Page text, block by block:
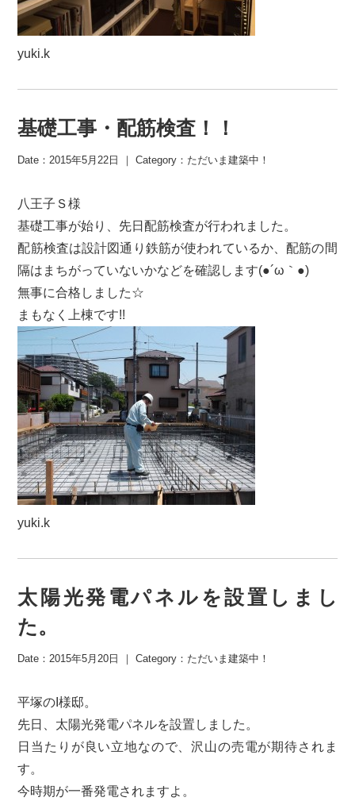
yuki.k
基礎工事・配筋検査！！
Date：2015年5月22日 ｜ Category： ただいま建築中！
八王子Ｓ様
基礎工事が始り、先日配筋検査が行われました。
配筋検査は設計図通り鉄筋が使われているか、配筋の間
隔はまちがっていないかなどを確認します(●´ω｀●)
無事に合格しました☆
まもなく上棟です!!
yuki.k
太陽光発電パネルを設置しまし
た。
Date：2015年5月20日 ｜ Category： ただいま建築中！
平塚のI様邸。
先日、太陽光発電パネルを設置しました。
日当たりが良い立地なので、沢山の売電が期待されま
す。
今時期が一番発電されますよ。